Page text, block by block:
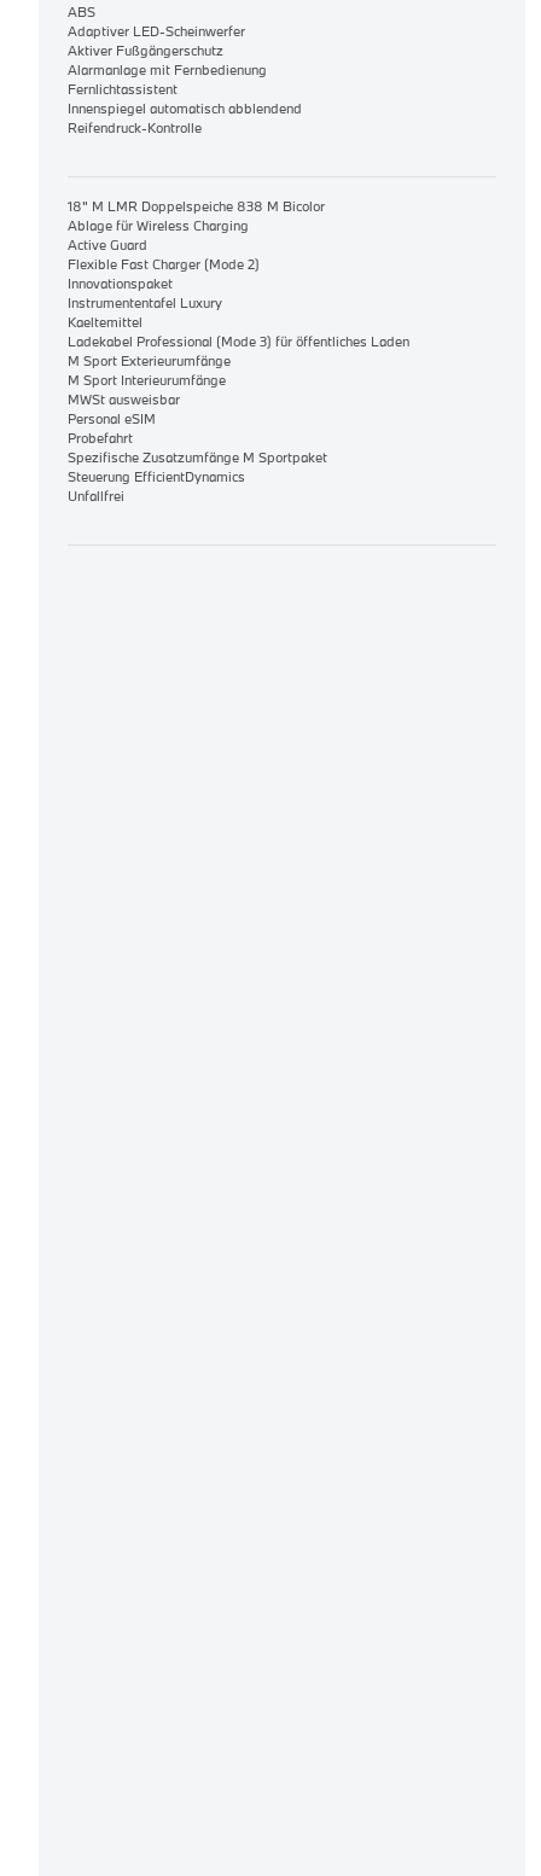
ABS
Adaptiver LED-Scheinwerfer
Aktiver Fußgängerschutz
Alarmanlage mit Fernbedienung
Fernlichtassistent
Innenspiegel automatisch abblendend
Reifendruck-Kontrolle
18" M LMR Doppelspeiche 838 M Bicolor
Ablage für Wireless Charging
Active Guard
Flexible Fast Charger (Mode 2)
Innovationspaket
Instrumententafel Luxury
Kaeltemittel
Ladekabel Professional (Mode 3) für öffentliches Laden
M Sport Exterieurumfänge
M Sport Interieurumfänge
MWSt ausweisbar
Personal eSIM
Probefahrt
Spezifische Zusatzumfänge M Sportpaket
Steuerung EfficientDynamics
Unfallfrei